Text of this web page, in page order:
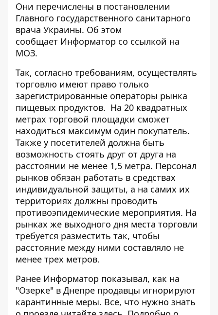
Они перечислены в постановлении
Главного государственного санитарного
врача Украины. Об этом
сообщает Информатор со ссылкой на
МОЗ.
Так, согласно требованиям, осуществлять
торговлю имеют право только
зарегистрированные операторы рынка
пищевых продуктов. На 20 квадратных
метрах торговой площадки сможет
находиться максимум один покупатель.
Также у посетителей должна быть
возможность стоять друг от друга на
расстоянии не менее 1,5 метра. Персонал
рынков обязан работать в средствах
индивидуальной защиты, а на самих их
территориях должны проводить
противоэпидемические мероприятия. На
рынках же выходного дня места торговли
требуется разместить так, чтобы
расстояние между ними составляло не
менее трех метров.
Ранее Информатор показывал, как на
"Озерке" в Днепре продавцы игнорируют
карантинные меры. Все, что нужно знать